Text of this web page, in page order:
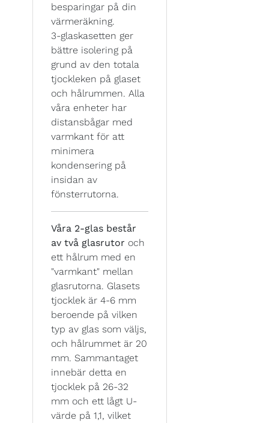
besparingar på din
värmeräkning.
3-glaskasetten ger
bättre isolering på
grund av den totala
tjockleken på glaset
och hålrummen. Alla
våra enheter har
distansbågar med
varmkant för att
minimera
kondensering på
insidan av
fönsterrutorna.
Våra 2-glas består
av två glasrutor och
ett hålrum med en
"varmkant" mellan
glasrutorna. Glasets
tjocklek är 4-6 mm
beroende på vilken
typ av glas som väljs,
och hålrummet är 20
mm. Sammantaget
innebär detta en
tjocklek på 26-32
mm och ett lågt U-
värde på 1,1, vilket